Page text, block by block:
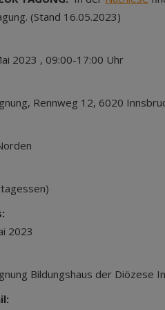
(Stand 16.05.2023)
2023 , 09:00-17:00 Uhr
Rennweg 12, 6020
2023
Bildungshaus der Diözese